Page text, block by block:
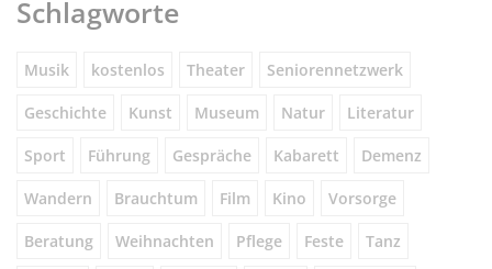
Schlagworte
Musik kostenlos Theater Seniorennetzwerk
Geschichte Kunst Museum Natur Literatur
Sport Führung Gespräche Kabarett Demenz
Wandern Brauchtum Film Kino Vorsorge
Beratung Weihnachten Pflege Feste Tanz